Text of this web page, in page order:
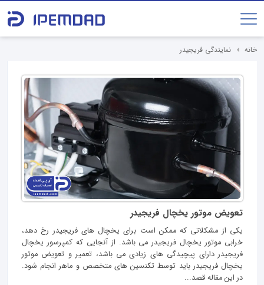
خانه نمایندگی فریجیدر
تعویض موتور یخچال فریجیدر
یکی از مشکلاتی که ممکن است برای یخچال های فریجیدر رخ دهد،
خرابی موتور یخچال فریجیدر می باشد. از آنجایی که کمپرسور یخچال
فریجیدر دارای پیچیدگی های زیادی می باشد، تعمیر و تعویض موتور
یخچال فریجیدر باید توسط تکنسین های متخصص و ماهر انجام شود.
در این مقاله قصد...